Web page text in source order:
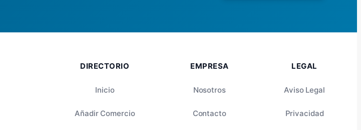
DIRECTORIO
Inicio
Añadir Comercio
EMPRESA
Nosotros
Contacto
LEGAL
Aviso Legal
Privacidad